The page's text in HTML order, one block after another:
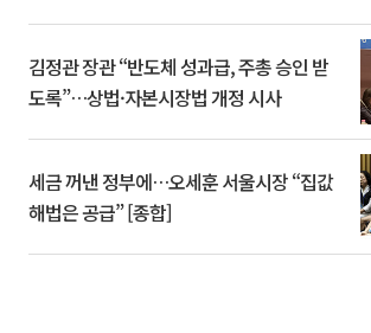
김정관 장관 “반도체 성과급, 주총 승인 받
도록”…상법·자본시장법 개정 시사
세금 꺼낸 정부에…오세훈 서울시장 “집값
해법은 공급” [종합]